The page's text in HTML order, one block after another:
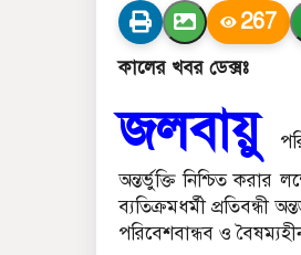
267
কালের খবর ডেক্সঃ
জলবায়ু
অন্তর্ভুক্তি নিশ্চিত
ব্যতিক্রমধর্মী
পরিবেশবান্ধব ও